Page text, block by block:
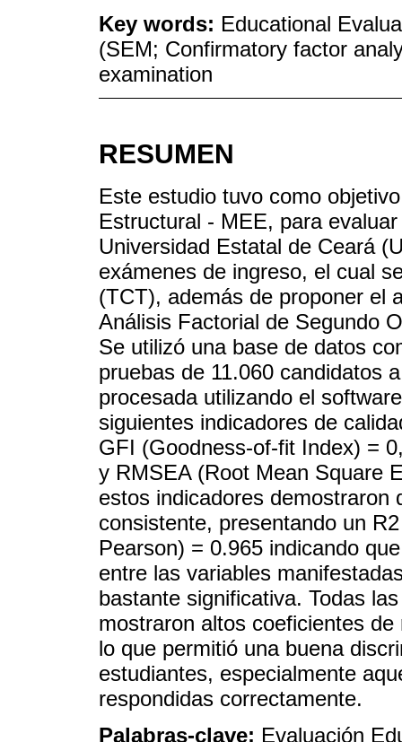
Key words: Educational
(SEM; Confirmatory factor
examination
RESUMEN
Este estudio tuvo como
Estructural - MEE, para
Universidad Estatal de Ceará
exámenes de ingreso, el cual
(TCT), además de proponer el
Análisis Factorial de Segundo
Se utilizó una base de datos
pruebas de 11.060 candidatos
procesada utilizando el
siguientes indicadores de
GFI (Goodness-of-fit Index) =
y RMSEA (Root Mean Square
estos indicadores demostraron
consistente, presentando un
Pearson) = 0.965 indicando
entre las variables
bastante significativa. Todas
mostraron altos coeficientes
lo que permitió una buena
estudiantes, especialmente
respondidas correctamente.
Palabras-clave: Evaluación